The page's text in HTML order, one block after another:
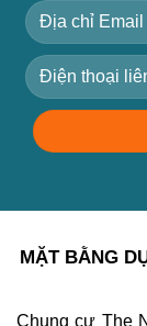
MẶT BẰNG
Chung cư The